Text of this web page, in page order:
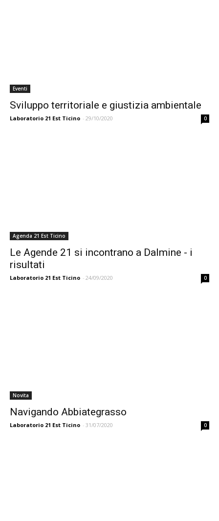
Eventi
Sviluppo territoriale e giustizia ambientale
Laboratorio 21 Est Ticino - 29/10/2020 0
Agenda 21 Est Ticino
Le Agende 21 si incontrano a Dalmine - i
risultati
Laboratorio 21 Est Ticino - 24/09/2020 0
Novita
Navigando Abbiategrasso
Laboratorio 21 Est Ticino - 31/07/2020 0